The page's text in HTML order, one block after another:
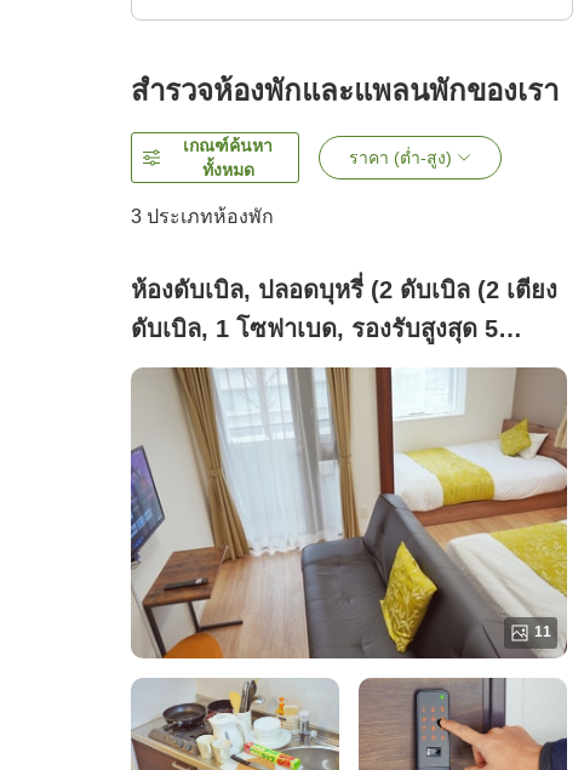
สำรวจห้องพักและแพลนพักของเรา
เกณฑ์ค้นหา
ทั้งหมด
ราคา (ต่ำ-สูง)
3 ประเภทห้องพัก
ห้องดับเบิล, ปลอดบุหรี่ (2 ดับเบิล (2 เตียง
ดับเบิล, 1 โซฟาเบด, รองรับสูงสุด 5
ท่าน))
11